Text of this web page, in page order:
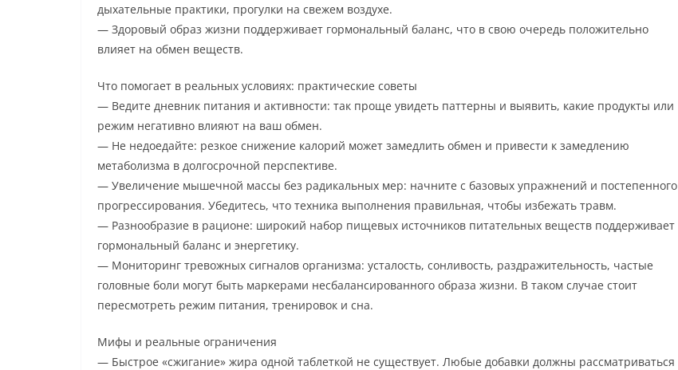
дыхательные практики, прогулки на свежем воздухе.
— Здоровый образ жизни поддерживает гормональный баланс, что в свою очередь положительно
влияет на обмен веществ.
Что помогает в реальных условиях: практические советы
— Ведите дневник питания и активности: так проще увидеть паттерны и выявить, какие продукты или
режим негативно влияют на ваш обмен.
— Не недоедайте: резкое снижение калорий может замедлить обмен и привести к замедлению
метаболизма в долгосрочной перспективе.
— Увеличение мышечной массы без радикальных мер: начните с базовых упражнений и постепенного
прогрессирования. Убедитесь, что техника выполнения правильная, чтобы избежать травм.
— Разнообразие в рационе: широкий набор пищевых источников питательных веществ поддерживает
гормональный баланс и энергетику.
— Мониторинг тревожных сигналов организма: усталость, сонливость, раздражительность, частые
головные боли могут быть маркерами несбалансированного образа жизни. В таком случае стоит
пересмотреть режим питания, тренировок и сна.
Мифы и реальные ограничения
— Быстрое «сжигание» жира одной таблеткой не существует. Любые добавки должны рассматриваться